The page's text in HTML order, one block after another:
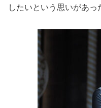
したいという思いがあっ